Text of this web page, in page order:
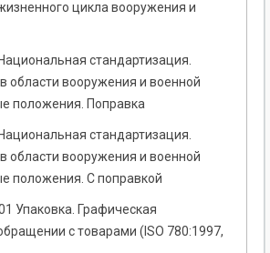
цикла вооружения и
стандартизация.
области вооружения и военной
положения. Поправка
стандартизация.
области вооружения и военной
положения. С поправкой
Упаковка. Графическая
с товарами (ISO 780:1997,